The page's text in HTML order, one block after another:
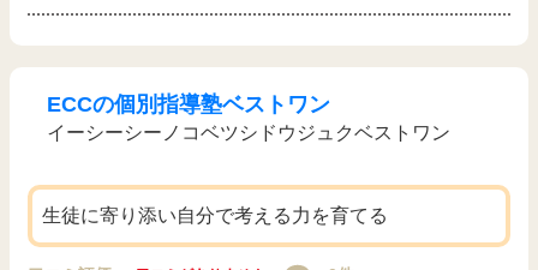
ECCの個別指導塾ベストワン
イーシーシーノコベツシドウジュクベストワン
生徒に寄り添い自分で考える力を育てる